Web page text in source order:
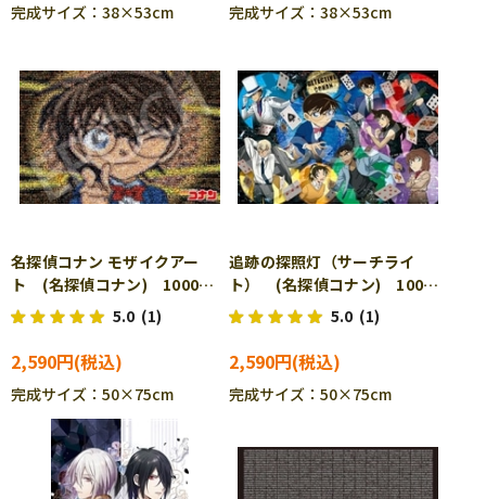
完成サイズ：38×53cm 完成サイズ：38×53cm
名探偵コナン モザイクアー
ト (名探偵コナン) 1000ピ
ース ジグソーパズル EPO-
12-604s
5.0 (1)
2,590円
完成サイズ：50×75cm
追跡の探照灯（サーチライ
ト） (名探偵コナン) 1000
ピース ジグソーパズル
EPO-12-611s
5.0 (1)
2,590円
完成サイズ：50×75cm